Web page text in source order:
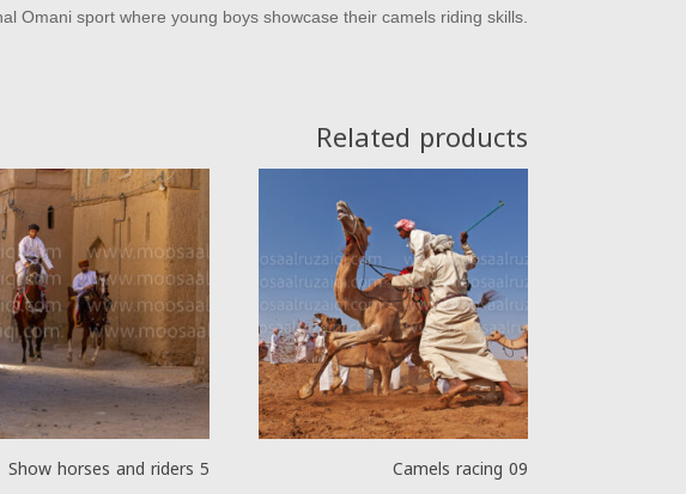
Omani sport where young boys showcase their camels riding skills.
Related products
Camels racing 09
Show horses and riders 5